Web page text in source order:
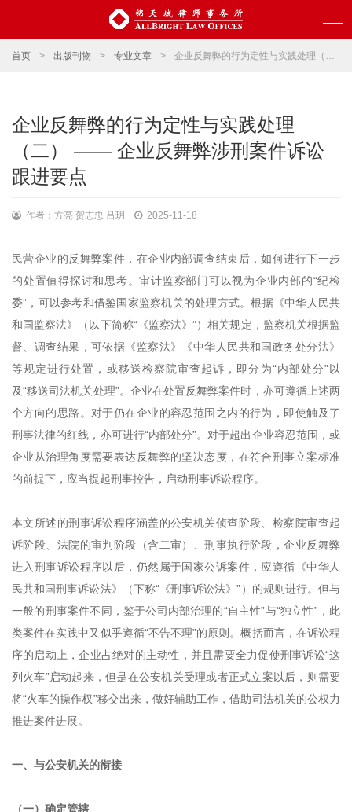
首页 > 出版刊物 > 专业文章 > 企业反舞弊的行为定性与实践处理（二） —— 企业反舞弊涉刑案件诉讼跟进要点
企业反舞弊的行为定性与实践处理
（二） —— 企业反舞弊涉刑案件诉讼
跟进要点
作者：方亮 贺志忠 吕玥 2025-11-18
民营企业的反舞弊案件，在企业内部调查结束后，如何进行下一步
的处置值得探讨和思考。审计监察部门可以视为企业内部的“纪检
委”，可以参考和借鉴国家监察机关的处理方式。根据《中华人民共
和国监察法》
（ 以下简称“《监察法》”）相关规定，监察机关根据监
督、调查结果， 可依据 《监察法》《中华人民共和国政务处分法》
等规定进行处置，或移送检察院审查起诉，即分为“内部处分”以
及“移送司法机关处理”。企业在处置反舞弊案件时，亦可遵循上述两
个方向的思路。对于仍在企业的容忍范围之内的行为， 即使触及了
刑事法律的红线，亦可进行“内部处分”。对于超出企业容忍范围，或
企业从治理角度需要表达反舞弊的坚决态度，在符合刑事立案标准
的前提下，应当提起刑事控告，启动刑事诉讼程序。
本文所述的刑事诉讼程序涵盖的公安机关侦查阶段、检察院审查起
诉阶段、法院的审判 阶段（含二审） 、刑事执行阶段，企业反舞弊
进入 刑事诉讼程序以后，仍然属于国家公诉案件，应遵循《中华人
民共和国刑事诉讼法》（下称“《刑事诉讼法》”）的规则进行。但与
一般的刑事案件不同，鉴于公司内部治理的“自主性”与“独立性”，此
类案件在实践中又似乎遵循“不告不理”的原则。概括而言，在诉讼程
序的启动上，企业占绝对的主动性，并且需要全力促使刑事诉讼“这
列火车”启动起来，但是在公安机关受理或者正式立案以后，则需要
将“火车的操作权”移交出来，做好辅助工作，借助司法机关的公权力
推进案件进展。
一、 与公安机关的衔接
（一）确定管辖